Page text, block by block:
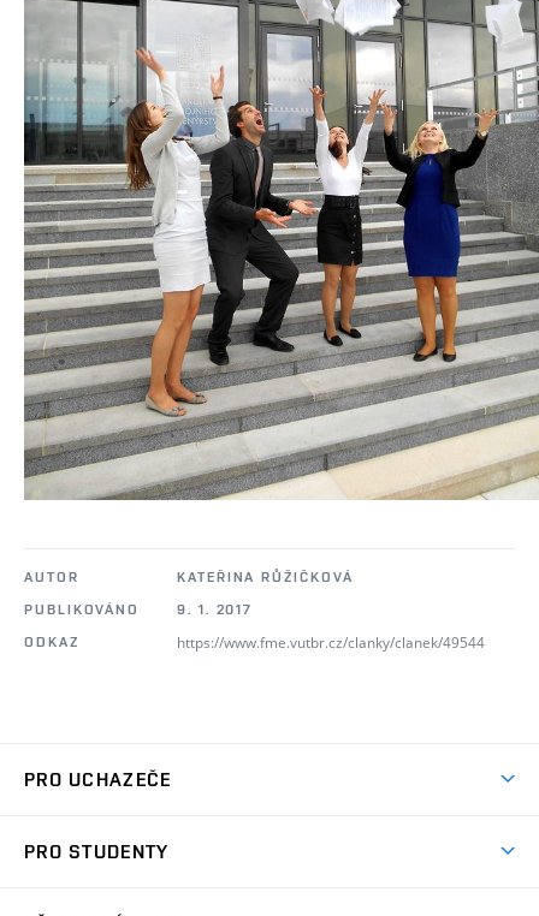
AUTOR
KATEŘINA RŮŽIČKOVÁ
PUBLIKOVÁNO
9. 1. 2017
ODKAZ
https://www.fme.vutbr.cz/clanky/clanek/49544
PRO UCHAZEČE
PRO STUDENTY